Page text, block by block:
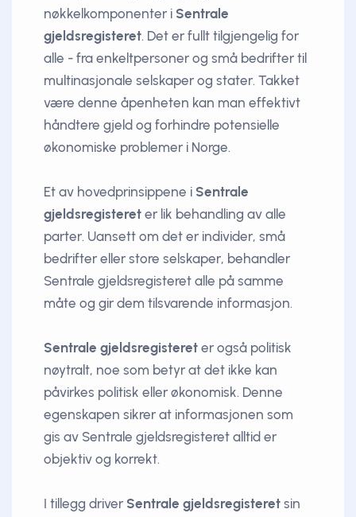
nøkkelkomponenter i Sentrale
gjeldsregisteret. Det er fullt tilgjengelig for
alle - fra enkeltpersoner og små bedrifter til
multinasjonale selskaper og stater. Takket
være denne åpenheten kan man effektivt
håndtere gjeld og forhindre potensielle
økonomiske problemer i Norge.
Et av hovedprinsippene i Sentrale
gjeldsregisteret er lik behandling av alle
parter. Uansett om det er individer, små
bedrifter eller store selskaper, behandler
Sentrale gjeldsregisteret alle på samme
måte og gir dem tilsvarende informasjon.
Sentrale gjeldsregisteret er også politisk
nøytralt, noe som betyr at det ikke kan
påvirkes politisk eller økonomisk. Denne
egenskapen sikrer at informasjonen som
gis av Sentrale gjeldsregisteret alltid er
objektiv og korrekt.
I tillegg driver Sentrale gjeldsregisteret sin